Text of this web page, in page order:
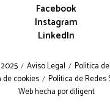
Facebook
Instagram
LinkedIn
Aviso Legal
Política
de cookies
Política de Redes
Web hecha por diligent